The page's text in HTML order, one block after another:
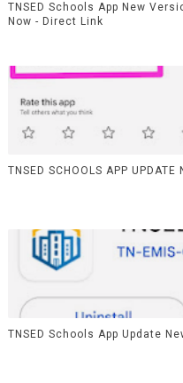
TNSED Schools App New
Now - Direct Link
TNSED SCHOOLS APP UPDATE
TNSED Schools App Update